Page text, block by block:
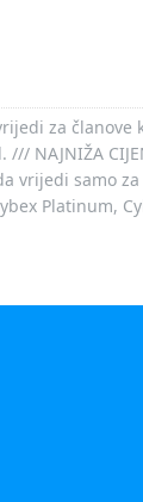
za
NAJNIŽA
vrijedi
Platinum,